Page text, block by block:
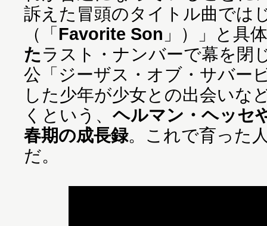
訴えた冒頭のタイトル曲では
（「Favorite Son 」）」と具
たラスト・ナンバーで幕を閉
公「ジーザス・オブ・サバー
した少年が少女との出会いな
くという、 ヘルマン・ヘッセ
春期の成長録。これで育った
だ。